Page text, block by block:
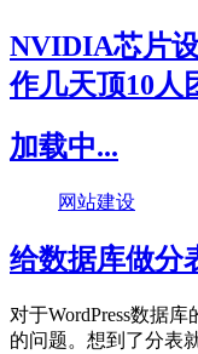
NVIDIA芯片
作几天顶10人
加载中...
网站建设
给数据库做分
对于WordPress数据
的问题。想到了分表